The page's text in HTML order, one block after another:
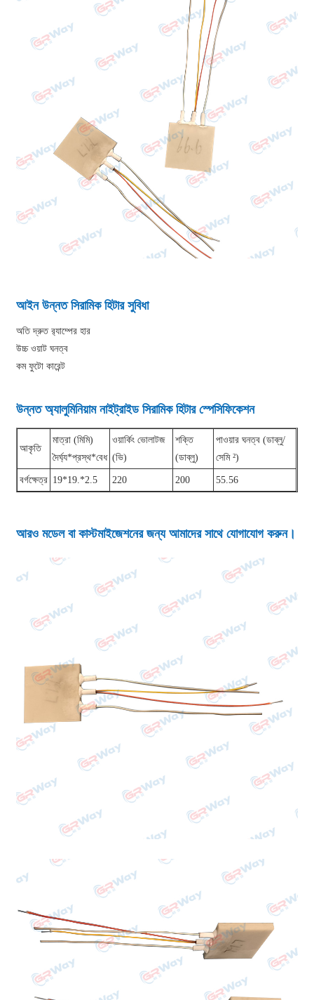
আইন উন্নত সিরামিক হিটার সুবিধা
অতি দ্রুত র‌্যাম্পের হার
উচ্চ ওয়াট ঘনত্ব
কম ফুটো কারেন্ট
উন্নত অ্যালুমিনিয়াম নাইট্রাইড সিরামিক হিটার স্পেসিফিকেশন
আকৃতি
মাত্রা (মিমি)
দৈর্ঘ্য*প্রস্থ*বেধ
ওয়ার্কিং ভোলাটজ
(ভি)
শক্তি
(ডাব্লু)
পাওয়ার ঘনত্ব (ডাব্লু/
সেমি ²)
বর্গক্ষেত্র 19*19.*2.5 220 200 55.56
আরও মডেল বা কাস্টমাইজেশনের জন্য আমাদের সাথে যোগাযোগ করুন।